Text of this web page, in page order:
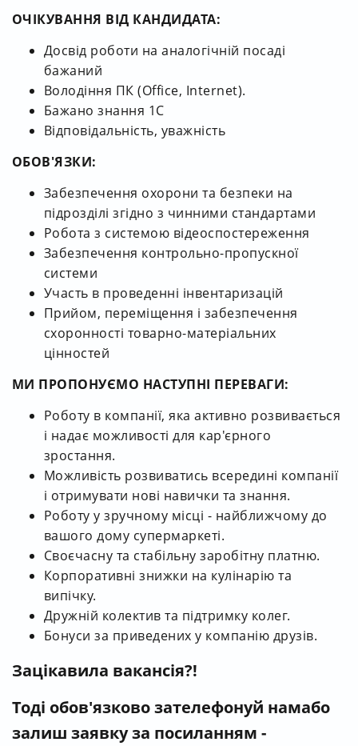
ОЧІКУВАННЯ ВІД КАНДИДАТА:
Досвід роботи на аналогічній посаді
бажаний
Володіння ПК (Office, Internet).
Бажано знання 1С
Відповідальність, уважність
ОБОВ'ЯЗКИ:
Забезпечення охорони та безпеки на
підрозділі згідно з чинними стандартами
Робота з системою відеоспостереження
Забезпечення контрольно-пропускної
системи
Участь в проведенні інвентаризацій
Прийом, переміщення і забезпечення
схоронності товарно-матеріальних
цінностей
МИ ПРОПОНУЄМО НАСТУПНІ ПЕРЕВАГИ:
Роботу в компанії, яка активно розвивається
і надає можливості для кар'єрного
зростання.
Можливість розвиватись всередині компанії
і отримувати нові навички та знання.
Роботу у зручному місці - найближчому до
вашого дому супермаркеті.
Своєчасну та стабільну заробітну платню.
Корпоративні знижки на кулінарію та
випічку.
Дружній колектив та підтримку колег.
Бонуси за приведених у компанію друзів.
Зацікавила вакансія?!
Тоді обов'язково зателефонуй намабо
залиш заявку за посиланням -